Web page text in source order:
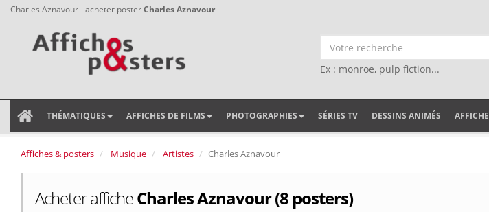
Charles Aznavour - acheter posterCharles Aznavour
Ex : monroe, pulp fiction...
THÉMATIQUES AFFICHES DE FILMS PHOTOGRAPHIES SÉRIES TV DESSINS ANIMÉS
Affiches & posters Musique Artistes Charles Aznavour
Acheter afficheCharles Aznavour (8 posters)